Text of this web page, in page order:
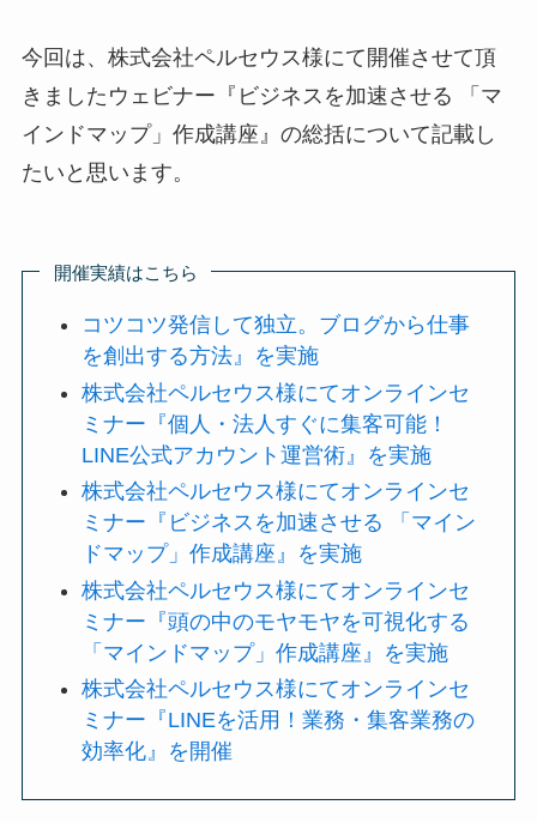
今回は、株式会社ペルセウス様にて開催させて頂
きましたウェビナー『ビジネスを加速させる 「マ
インドマップ」作成講座』の総括について記載し
たいと思います。
開催実績はこちら
コツコツ発信して独立。ブログから仕事
を創出する方法』を実施
株式会社ペルセウス様にてオンラインセ
ミナー『個人・法人すぐに集客可能！
LINE公式アカウント運営術』を実施
株式会社ペルセウス様にてオンラインセ
ミナー『ビジネスを加速させる 「マイン
ドマップ」作成講座』を実施
株式会社ペルセウス様にてオンラインセ
ミナー『頭の中のモヤモヤを可視化する
「マインドマップ」作成講座』を実施
株式会社ペルセウス様にてオンラインセ
ミナー『LINEを活用！業務・集客業務の
効率化』を開催